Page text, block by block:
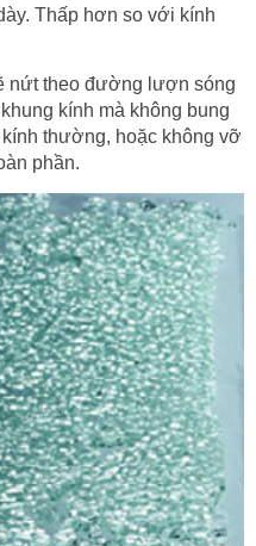
Thấp hơn so với kính
nứt theo đường lượn sóng
kính mà không bung
thường, hoặc không vỡ
phần.